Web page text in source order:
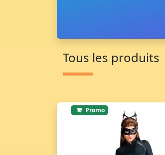
Tous les produits
Promo